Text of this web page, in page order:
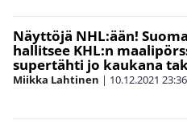
Näyttöjä NHL:ään!
hallitsee KHL:n
supertähti jo kaukana
Miikka Lahtinen | 10.12.2021 23:36